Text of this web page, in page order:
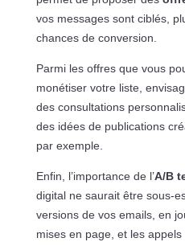
vos messages sont ciblés,
chances de conversion.
Parmi les offres que vous
monétiser votre liste,
des consultations
des idées de publications
par exemple.
Enfin, l’importance de l’A/B
digital ne saurait être sous-
versions de vos emails, en
mises en page, et les appels